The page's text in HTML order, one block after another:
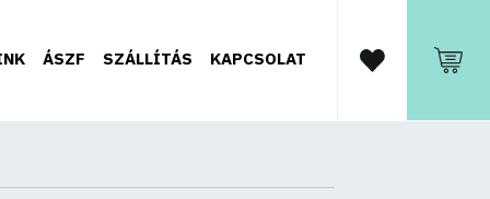
ÁSZF SZÁLLÍTÁS KAPCSOLAT